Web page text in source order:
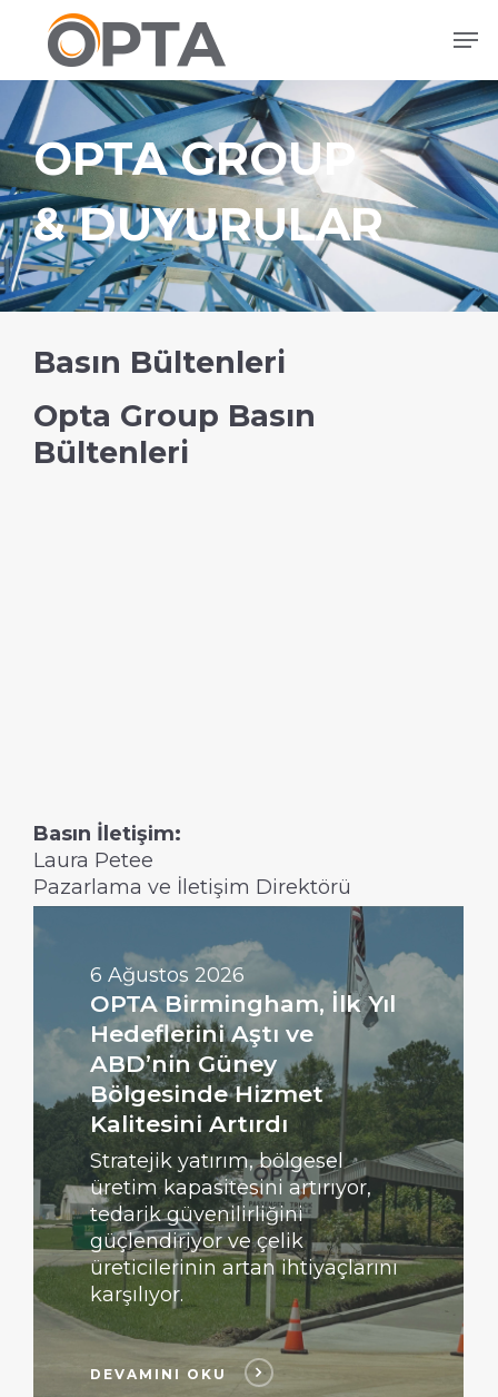
içeriğe
OPTA GROUP
& DUYURULAR
Basın Bültenleri
Opta Group Basın
Bültenleri
Basın İletişim:
Laura Petee
Pazarlama ve İletişim Direktörü
6 Ağustos 2026
OPTA Birmingham, İlk Yıl
Hedeflerini Aştı ve
ABD’nin Güney
Bölgesinde Hizmet
Kalitesini Artırdı
Stratejik yatırım, bölgesel
üretim kapasitesini artırıyor,
tedarik güvenilirliğini
güçlendiriyor ve çelik
üreticilerinin artan ihtiyaçlarını
karşılıyor.
DEVAMINI OKU
Devamını